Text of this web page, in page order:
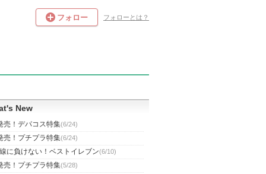
フォロー フォローとは？
New
売！デパコス特集(6/24)
売！プチプラ特集(6/24)
に負けない！ベストイレブン(6/10)
売！プチプラ特集(5/28)